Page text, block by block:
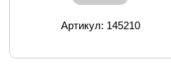
Артикул: 145210